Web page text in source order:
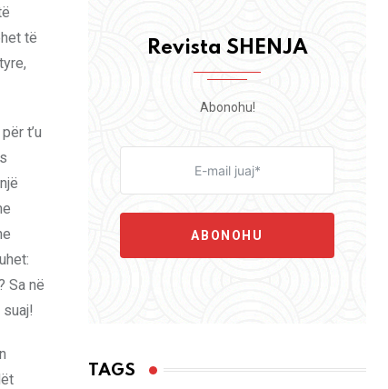
të
t’u
Sa në
Revista SHENJA
Abonohu!
ABONOHU
TAGS